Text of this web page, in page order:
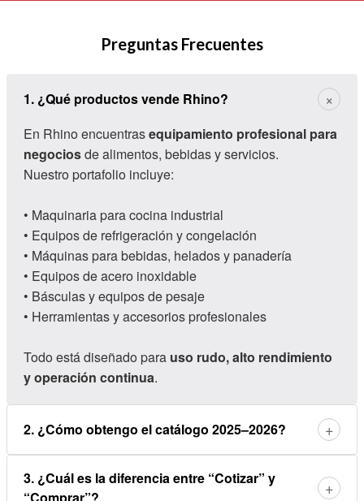
Preguntas Frecuentes
1. ¿Qué productos vende Rhino? ×
En Rhino encuentrasequipamiento profesional para
negociosde alimentos, bebidas y servicios.
Nuestro portafolio incluye:
• Maquinaria para cocina industrial
• Equipos de refrigeración y congelación
• Máquinas para bebidas, helados y panadería
• Equipos de acero inoxidable
• Básculas y equipos de pesaje
• Herramientas y accesorios profesionales
Todo está diseñado para uso rudo, alto rendimiento
y operación continua.
2. ¿Cómo obtengo el catálogo 2025–2026? +
3. ¿Cuál es la diferencia entre “Cotizar” y
“Comprar”?
+